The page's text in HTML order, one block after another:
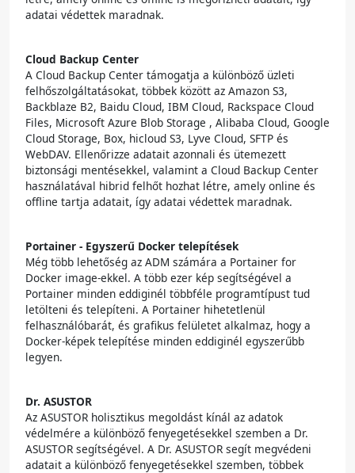
adatai védettek maradnak.
Cloud Backup Center
A Cloud Backup Center támogatja a különböző üzleti
felhőszolgáltatásokat, többek között az Amazon S3,
Backblaze B2, Baidu Cloud, IBM Cloud, Rackspace Cloud
Files, Microsoft Azure Blob Storage , Alibaba Cloud, Google
Cloud Storage, Box, hicloud S3, Lyve Cloud, SFTP és
WebDAV. Ellenőrizze adatait azonnali és ütemezett
biztonsági mentésekkel, valamint a Cloud Backup Center
használatával hibrid felhőt hozhat létre, amely online és
offline tartja adatait, így adatai védettek maradnak.
Portainer - Egyszerű Docker telepítések
Még több lehetőség az ADM számára a Portainer for
Docker image-ekkel. A több ezer kép segítségével a
Portainer minden eddiginél többféle programtípust tud
letölteni és telepíteni. A Portainer hihetetlenül
felhasználóbarát, és grafikus felületet alkalmaz, hogy a
Docker-képek telepítése minden eddiginél egyszerűbb
legyen.
Dr. ASUSTOR
Az ASUSTOR holisztikus megoldást kínál az adatok
védelmére a különböző fenyegetésekkel szemben a Dr.
ASUSTOR segítségével. A Dr. ASUSTOR segít megvédeni
adatait a különböző fenyegetésekkel szemben, többek